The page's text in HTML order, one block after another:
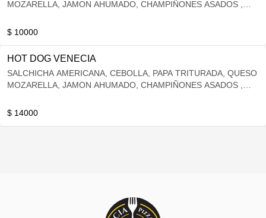
MOZARELLA, JAMON AHUMADO, CHAMPIÑONES ASADOS ,
FRANCESA.
$ 10000
HOT DOG VENECIA
SALCHICHA AMERICANA, CEBOLLA, PAPA TRITURADA, QUESO
MOZARELLA, JAMON AHUMADO, CHAMPIÑONES ASADOS ,
CHORIZO ESPAÑOL + PAPA FRANCESA.
$ 14000